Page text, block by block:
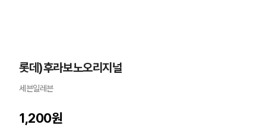
롯데)후라보노오리지널
세븐일레븐
1,200원